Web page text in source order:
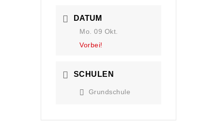
DATUM
Mo. 09 Okt.
Vorbei!
SCHULEN
Grundschule